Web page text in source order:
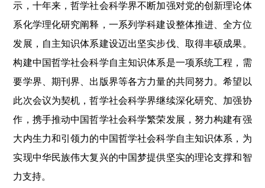
示，十年来，哲学社会科学界不断加强对党的创新理论体
系化学理化研究阐释，一系列学科建设整体推进、全方位
发展，自主知识体系建设迈出坚实步伐、取得丰硕成果。
构建中国哲学社会科学自主知识体系是一项系统工程，需
要学界、期刊界、出版界等各方力量的共同努力。希望以
此次会议为契机，哲学社会科学界继续深化研究、加强协
作，携手推动中国哲学社会科学繁荣发展，努力构建有强
大内生力和引领力的中国哲学社会科学自主知识体系，为
实现中华民族伟大复兴的中国梦提供坚实的理论支撑和智
力支持。